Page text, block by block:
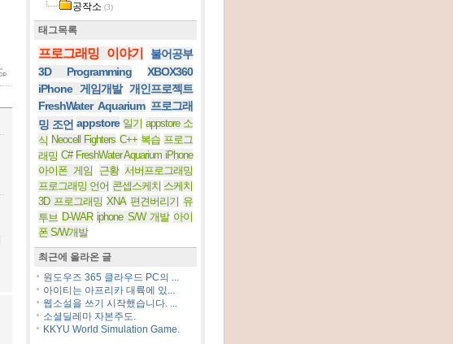
공작소 (3)
태그목록
프로그래밍 이야기
불어공부
3D Programming
XBOX360
iPhone 게임개발 개인프로젝트
FreshWater Aquarium 프로그래
밍 조언 appstore 일기 appstore 소
식 Neocell Fighters C++ 복습 프로그
래밍 C# FreshWater Aquarium iPhone
아이폰 게임
근황 서버프로그래밍
프로그래밍 언어 콘셉스케치 스케치
3D 프로그래밍 XNA 편견버리기 유
투브 D-WAR iphone S/W 개발 아이
폰 S/W개발
최근에 올라온 글
원도우즈 365 클라우드 PC의 ...
아이티는 아프리카 대륙에 있...
웹소설을 쓰기 시작했습니다. ...
소셜딜레마 자본주도.
KKYU World Simulation Game.